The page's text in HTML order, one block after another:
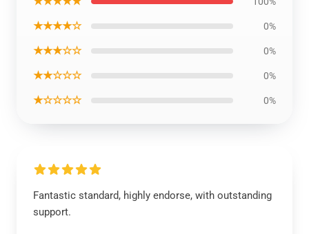
★★★★☆ 0%
★★★☆☆ 0%
★★☆☆☆ 0%
★☆☆☆☆ 0%
Fantastic standard, highly endorse, with outstanding
support.